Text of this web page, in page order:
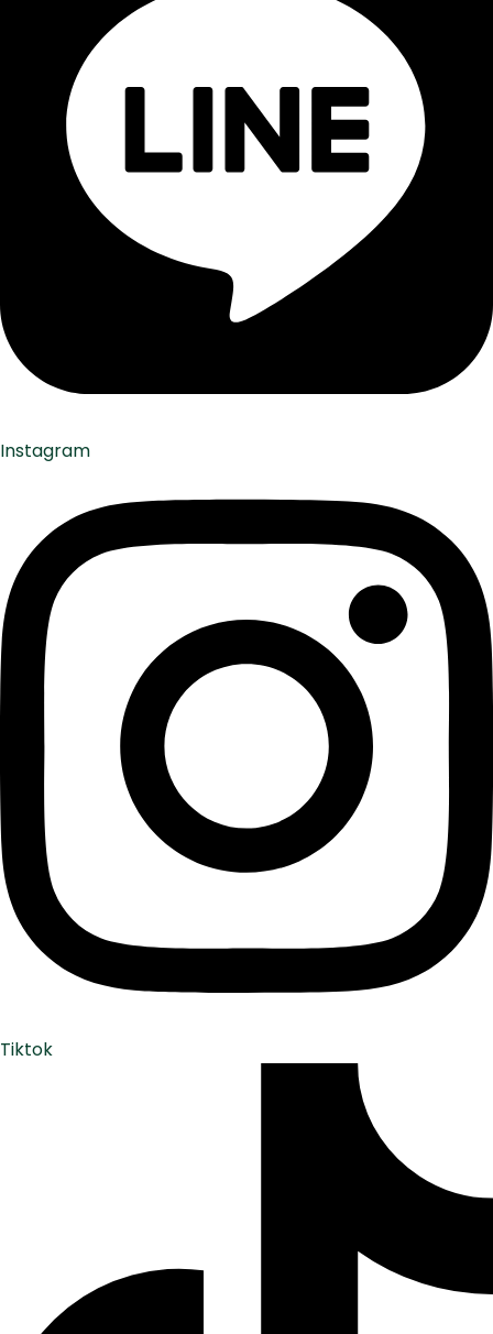
Instagram
Tiktok